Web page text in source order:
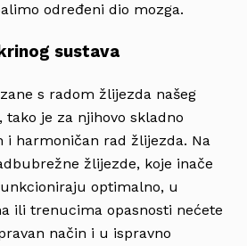
određeni dio mozga.
sustava
s radom žlijezda našeg
tako je za njihovo skladno
harmoničan rad žlijezda. Na
žlijezde, koje inače
optimalno, u
ili trenucima opasnosti nećete
način i u ispravno